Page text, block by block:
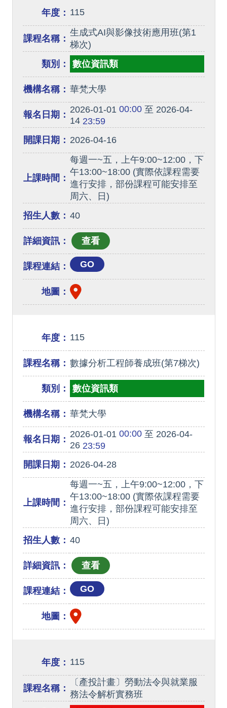
年度： 115
課程名稱：
生成式AI與影像技術應用班(第1
梯次)
類別：
數位資訊類
機構名稱： 華梵大學
報名日期： 2026-01-01 00:00至 2026-04-
1423:59
開課日期： 2026-04-16
上課時間：
每週一~五，上午9:00~12:00，下
午13:00~18:00 (實際依課程需要
進行安排，部份課程可能安排至
周六、日)
招生人數： 40
詳細資訊：
課程連結： GO
地圖：
年度： 115
課程名稱： 數據分析工程師養成班(第7梯次)
類別： 數位資訊類
機構名稱： 華梵大學
報名日期： 2026-01-01 00:00至 2026-04-
2623:59
開課日期： 2026-04-28
上課時間：
每週一~五，上午9:00~12:00，下
午13:00~18:00 (實際依課程需要
進行安排，部份課程可能安排至
周六、日)
招生人數： 40
詳細資訊：
課程連結： GO
地圖：
年度： 115
課程名稱：
〔產投計畫〕勞動法令與就業服
務法令解析實務班